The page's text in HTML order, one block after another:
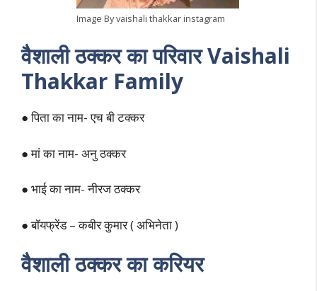
Image By vaishali thakkar instagram
वैशाली ठक्कर का परिवार Vaishali
Thakkar Family
● पिता का नाम- एच बी टक्कर
● मां का नाम- अनु ठक्कर
● भाई का नाम- नीरज ठक्कर
● बॉयफ्रेंड – कबीर कुमार ( अभिनेता )
वैशाली ठक्कर का करियर